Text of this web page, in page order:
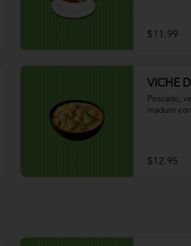
$11.99
VICHE
Pescado,
maduro
$12.95